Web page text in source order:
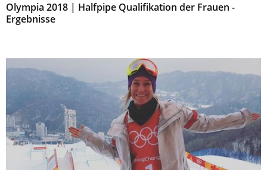
Olympia 2018 | Halfpipe Qualifikation der Frauen -
Ergebnisse